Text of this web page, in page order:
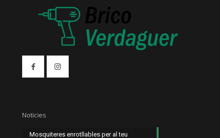
Noticies
Mosquiteres enrotllables per al teu